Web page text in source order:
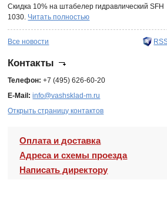
Скидка 10% на штабелер гидравлический SFH
1030. Читать полностью
Все новости
Контакты
Телефон: +7 (495) 626-60-20
E-Mail: info@vashsklad-m.ru
Открыть страницу контактов
Оплата и доставка
Адреса и схемы проезда
Написать директору